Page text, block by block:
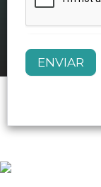
ENVIAR